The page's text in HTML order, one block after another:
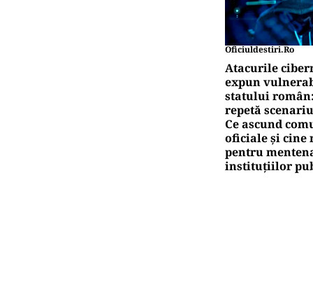
Oficiuldestiri.ro
Atacurile
expun
statului
repetă
Ce ascund
oficiale și cine
pentru
instituțiilor